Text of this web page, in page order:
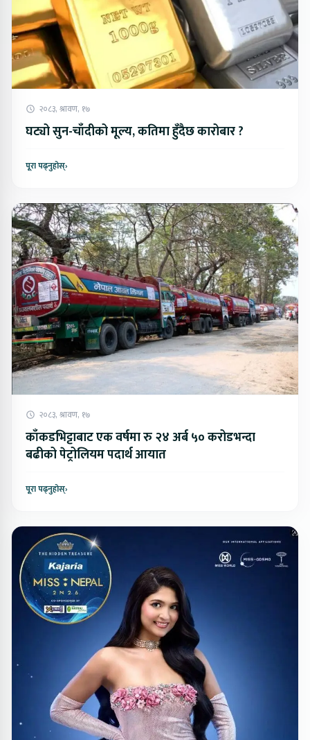
२०८३, श्रावण, १७
घट्यो सुन-चाँदीको मूल्य, कतिमा हुँदैछ कारोबार ?
पूरा पढ्नुहोस्›
२०८३, श्रावण, १७
काँकडभिट्टाबाट एक वर्षमा रु २४ अर्ब ५० करोडभन्दा
बढीको पेट्रोलियम पदार्थ आयात
पूरा पढ्नुहोस्›